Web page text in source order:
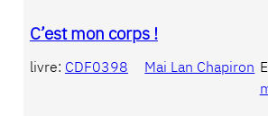
C’est mon corps !
livre: CDF0398 Mai Lan Chapiron